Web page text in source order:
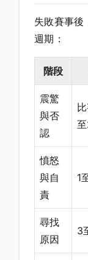
失敗賽事後
週期：
階段
震驚
與否
認
憤怒
與自
責
1
尋找
原因
3